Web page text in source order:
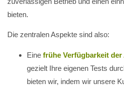
bieten.
Die zentralen Aspekte sind also:
Eine frühe Verfügbarkeit der
gezielt Ihre eigenen Tests
bieten wir, indem wir unsere